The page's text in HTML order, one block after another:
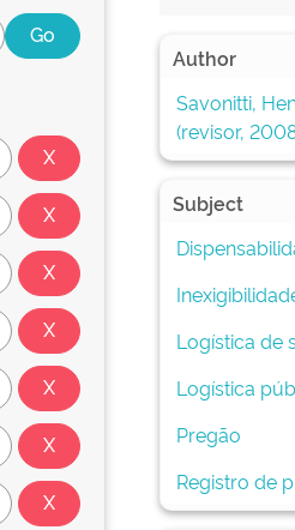
Author
Savonitti,
(revisor,
Subject
Logística de
Logística
Pregão
Registro de